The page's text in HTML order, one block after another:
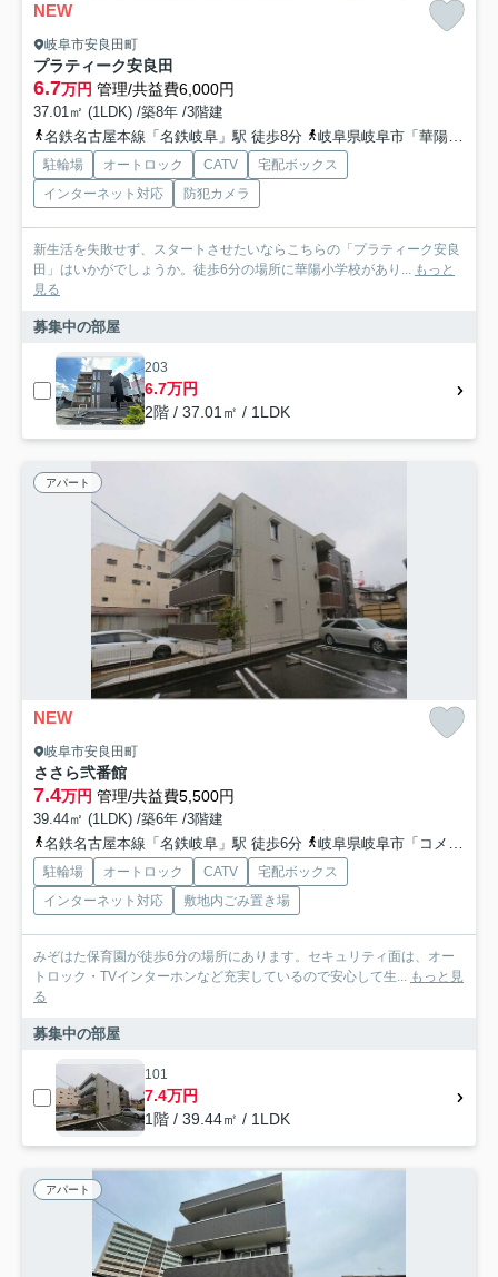
NEW
岐阜市安良田町
プラティーク安良田
6.7万円 管理/共益費6,000円
37.01㎡ (1LDK) /築8年 /3階建
名鉄名古屋本線「名鉄岐阜」駅 徒歩8分
岐阜県岐阜市「華陽郵便局前」バス停下車 徒歩2分
駐輪場 オートロック CATV
宅配ボックス
インターネット対応
防犯カメラ
新生活を失敗せず、スタートさせたいならこちらの「プラティーク安良
田」はいかがでしょうか。徒歩6分の場所に華陽小学校があり... もっと
見る
募集中の部屋
203
6.7万円
2階 / 37.01㎡ / 1LDK
アパート
NEW
岐阜市安良田町
ささら弐番館
7.4万円 管理/共益費5,500円
39.44㎡ (1LDK) /築6年 /3階建
名鉄名古屋本線「名鉄岐阜」駅 徒歩6分
岐阜県岐阜市「コメダコーヒー前」バス停下車 徒歩3分
駐輪場 オートロック CATV
宅配ボックス
インターネット対応
敷地内ごみ置き場
みぞはた保育園が徒歩6分の場所にあります。セキュリティ面は、オー
トロック・TVインターホンなど充実しているので安心して生... もっと見
る
募集中の部屋
101
7.4万円
1階 / 39.44㎡ / 1LDK
アパート